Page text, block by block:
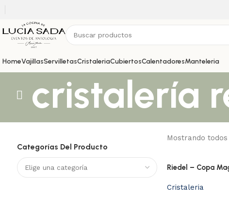
HomeVajillasServilletasCristaleriaCubiertosCalentadoresManteleria
cristalería
Categorías Del Producto
Mostrando
Riedel – Copa
Cristaleria